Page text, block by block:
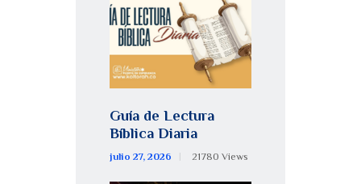
Guía de Lectura
Bíblica Diaria
julio 27, 2026 21780 Views